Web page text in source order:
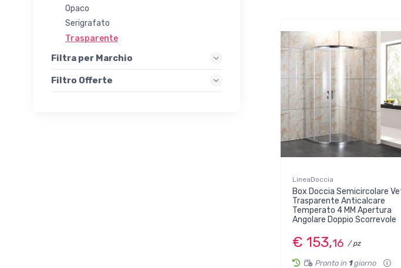
Opaco
Serigrafato
Trasparente
Filtra per Marchio
Filtro Offerte
LineaDoccia
Box Doccia Semicircolare
Trasparente Anticalcare
Temperato 4 MM Apertura
Angolare Doppio Scorrevole
€ 153,16 / pz
Pronto in 1giorno